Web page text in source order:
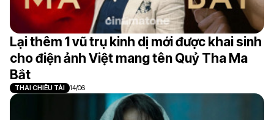
Lại thêm 1 vũ trụ kinh dị mới được khai sinh
cho điện ảnh Việt mang tên Quỷ Tha Ma
Bắt
THAI CHIÊU TÀI 14/06